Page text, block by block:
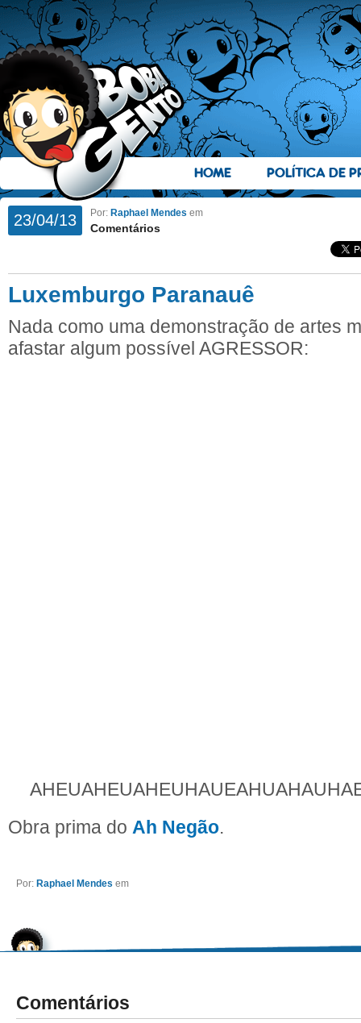
HOME POLÍTICA DE
23/04/13 Por: Raphael Mendes em
Comentários
Luxemburgo Paranauê
Nada como uma demonstração de artes
afastar algum possível AGRESSOR:
Obra prima do Ah Negão.
Por: Raphael Mendes em
Comentários